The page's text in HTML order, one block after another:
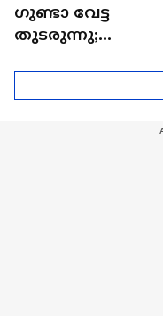
ഗുണ്ടാ വേട്ട
തുടരുന്നു;
പിടിയിലായത് 503 ​